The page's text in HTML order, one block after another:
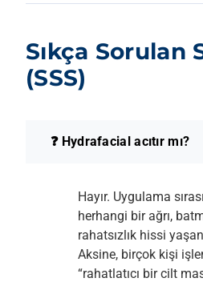
Sıkça Sorulan
(SSS)
❓ Hydrafacial acıtır mı?
Hayır. Uygulama
herhangi bir ağrı,
rahatsızlık hissi
Aksine, birçok kişi
“rahatlatıcı bir cilt